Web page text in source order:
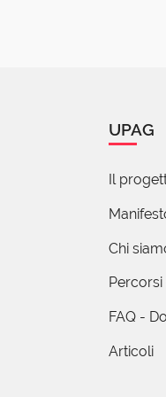
UPAG
Il
Chi
FAQ -
Articoli